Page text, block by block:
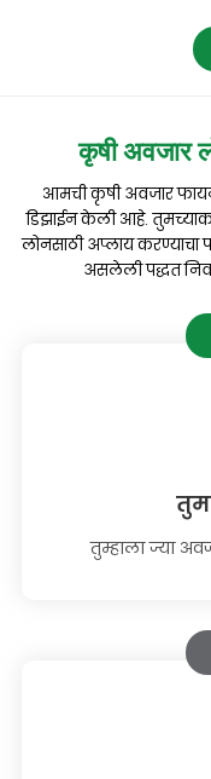
कृषी अवजार
आमची कृषी अवजार
डिझाईन केली आहे.
लोनसाठी अप्लाय करण्याचा
असलेली पद्धत
तुम्हाला ज्या